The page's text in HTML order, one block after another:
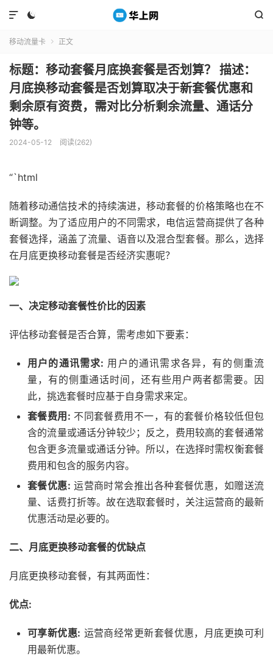
 

移动流量卡  正文
标题：移动套餐月底换套餐是否划算？ 描述：
月底换移动套餐是否划算取决于新套餐优惠和
剩余原有资费，需对比分析剩余流量、通话分
钟等。
2024-05-12 阅读(262)
“`html
随着移动通信技术的持续演进，移动套餐的价格策略也在不
断调整。为了适应用户的不同需求，电信运营商提供了各种
套餐选择，涵盖了流量、语音以及混合型套餐。那么，选择
在月底更换移动套餐是否经济实惠呢？
一、决定移动套餐性价比的因素
评估移动套餐是否合算，需考虑如下要素：
用户的通讯需求: 用户的通讯需求各异，有的侧重流
量，有的侧重通话时间，还有些用户两者都需要。因
此，挑选套餐时应基于自身需求来定。
套餐费用: 不同套餐费用不一，有的套餐价格较低但包
含的流量或通话分钟较少；反之，费用较高的套餐通常
包含更多流量或通话分钟。所以，在选择时需权衡套餐
费用和包含的服务内容。
套餐优惠: 运营商时常会推出各种套餐优惠，如赠送流
量、话费打折等。故在选取套餐时，关注运营商的最新
优惠活动是必要的。
二、月底更换移动套餐的优缺点
月底更换移动套餐，有其两面性：
优点:
可享新优惠: 运营商经常更新套餐优惠，月底更换可利
用最新优惠。